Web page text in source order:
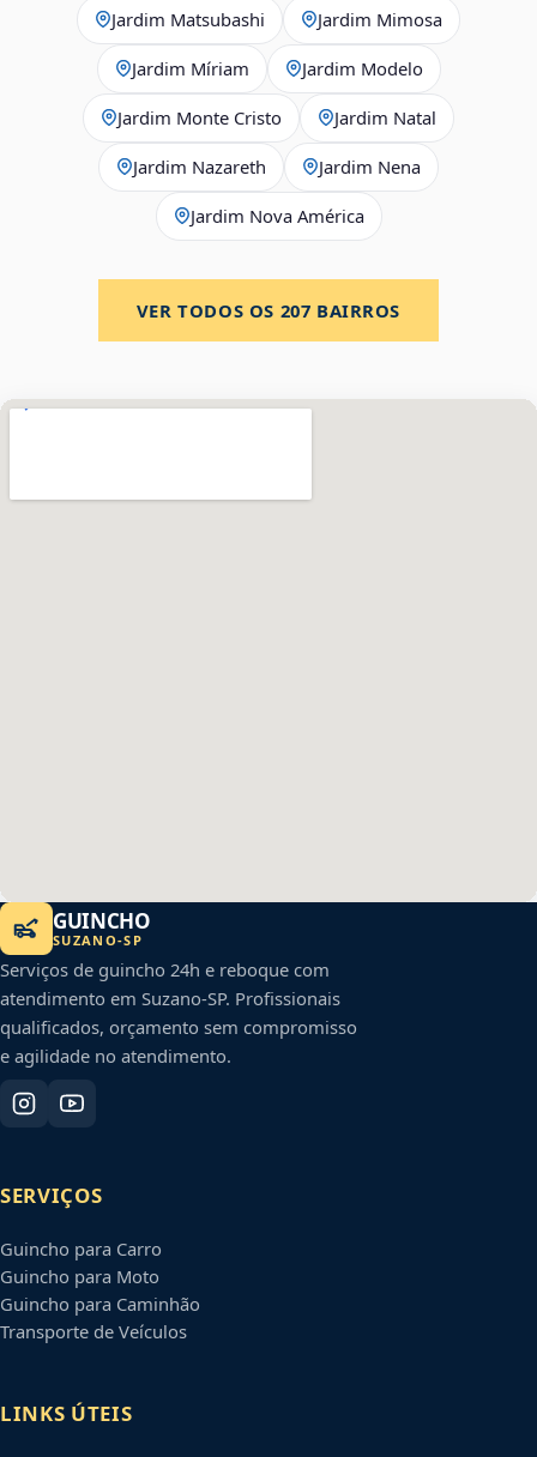
Jardim Matsubashi Jardim Mimosa
Jardim Míriam Jardim Modelo
Jardim Monte Cristo Jardim Natal
Jardim Nazareth Jardim Nena
Jardim Nova América
VER TODOS OS 207 BAIRROS
GUINCHO
SUZANO-SP
Serviços de guincho 24h e reboque com
atendimento em Suzano-SP. Profissionais
qualificados, orçamento sem compromisso
e agilidade no atendimento.
SERVIÇOS
Guincho para Carro
Guincho para Moto
Guincho para Caminhão
Transporte de Veículos
LINKS ÚTEIS